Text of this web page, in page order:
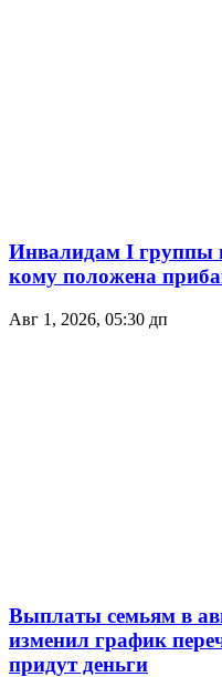
Инвалидам I группы
кому положена
Авг 1, 2026, 05:30 дп
Выплаты семьям в
изменил график
придут деньги